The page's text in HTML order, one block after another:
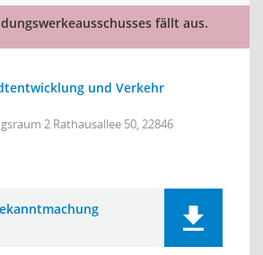
fällt aus.
und Verkehr
2 Rathausallee 50, 22846